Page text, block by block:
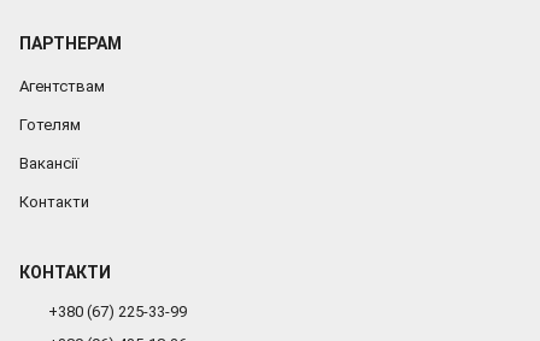
ПАРТНЕРАМ
Агентствам
Готелям
Вакансії
Контакти
КОНТАКТИ
+380 (67) 225-33-99